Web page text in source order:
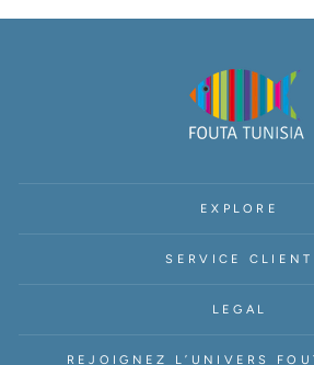
EXPLORE
SERVICE CLIENT
LEGAL
REJOIGNEZ L’UNIVERS